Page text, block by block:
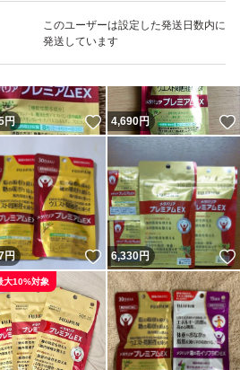
このユーザーは設定した発送日数内に
発送しています
！
円 いいね！
4,690円
！
円 いいね！
6,330円
大10%対象